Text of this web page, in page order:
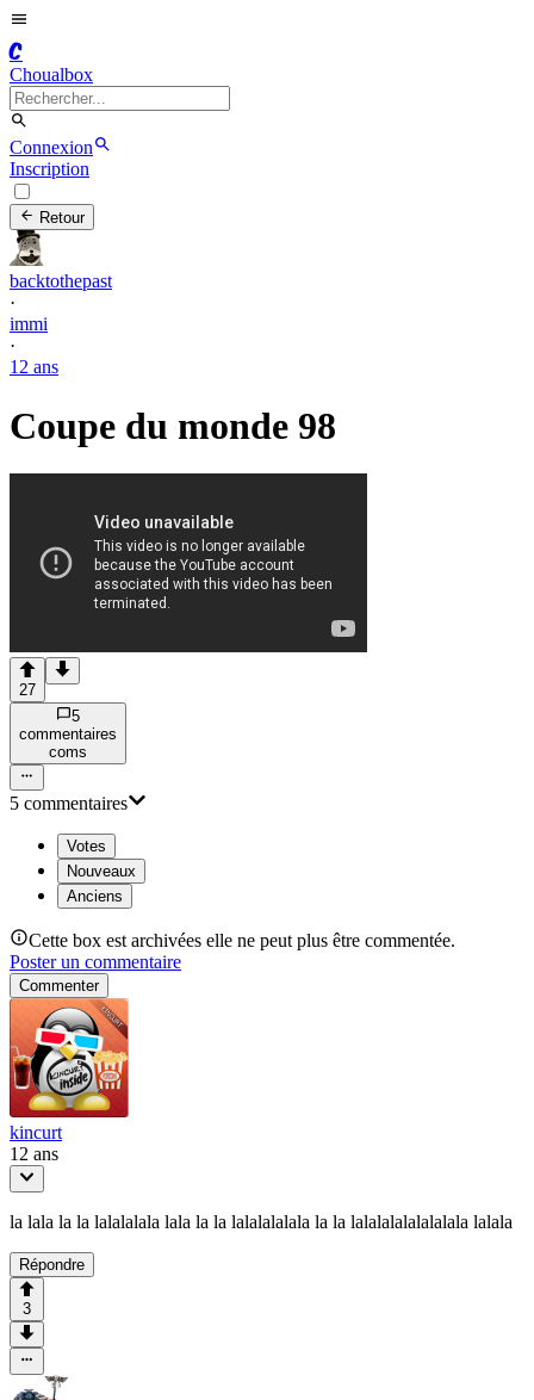
C
Choualbox
Connexion
Inscription
Retour
backtothepast
·
immi
·
12 ans
Coupe du monde 98
27
5
commentaires
coms
5 commentaires
Votes
Nouveaux
Anciens
Cette box est archivées elle ne peut plus être commentée.
Poster un commentaire
Commenter
kincurt
12 ans
la lala la la lalalalala lala la la lalalalalala la la lalalalalalalalala lalala
Répondre
3